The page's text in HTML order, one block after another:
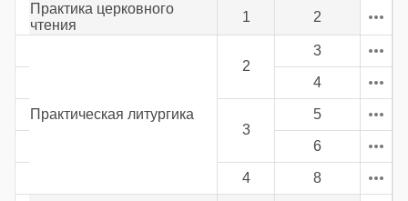
Практика церковного
чтения
1 2
Практическая литургика
2
3
4
3
5
6
4 8